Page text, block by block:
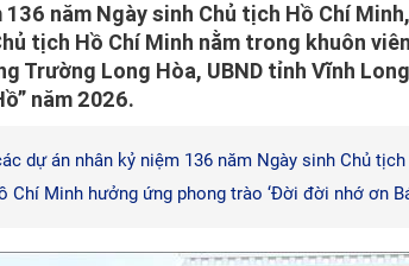
năm Ngày sinh Chủ tịch Hồ Chí
tịch Hồ Chí Minh nằm trong khuôn
Trường Long Hòa, UBND tỉnh Vĩnh
năm 2026.
dự án nhân kỷ niệm 136 năm Ngày sinh Chủ
Chí Minh hưởng ứng phong trào ‘Đời đời nhớ ơn